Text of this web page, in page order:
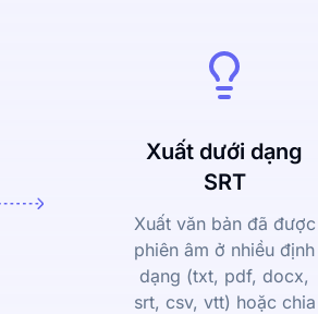
Xuất dưới dạng
SRT
Xuất văn bản đã được
phiên âm ở nhiều định
dạng (txt, pdf, docx,
srt, csv, vtt) hoặc chia